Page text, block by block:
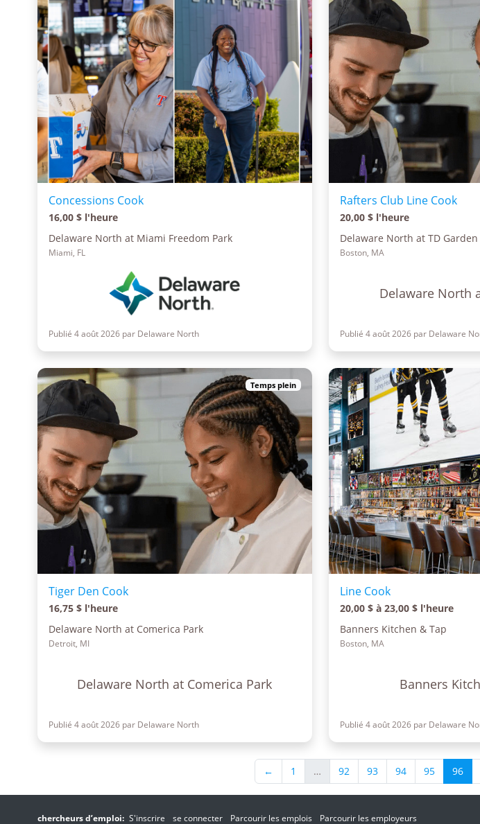
Concessions Cook
16,00 $ l'heure
Delaware North at Miami Freedom Park
Miami, FL
Publié 4 août 2026 par Delaware North
Rafters Club Line Cook
20,00 $ l'heure
Delaware North at TD Garden
Boston, MA
Delaware North
Publié 4 août 2026 par Delaware
Temps plein
Tiger Den Cook
16,75 $ l'heure
Delaware North at Comerica Park
Detroit, MI
Delaware North at Comerica Park
Publié 4 août 2026 par Delaware North
Line Cook
20,00 $ à 23,00 $ l'heure
Banners Kitchen & Tap
Boston, MA
Banners
Publié 4 août 2026 par Delaware
← 1 … 92 93 94 95 96
chercheurs d’emploi: S'inscrire se connecter Parcourir les emplois Parcourir les employeurs